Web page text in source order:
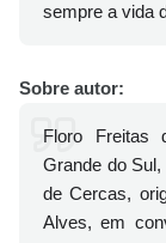
sempre a vida
Sobre autor:
Floro Freitas
Grande do
de Cercas,
Alves, em